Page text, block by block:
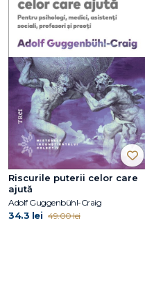
Riscurile puterii celor care
ajută
Adolf Guggenbühl-Craig
34.3 lei 49.00 lei